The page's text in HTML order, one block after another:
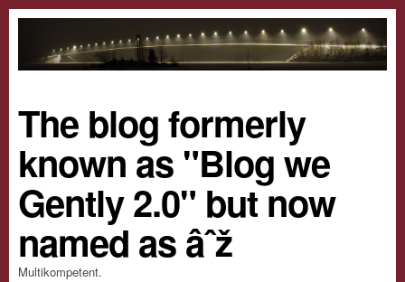
The blog formerly
known as "Blog we
Gently 2.0" but now
named as âˆž
Multikompetent.